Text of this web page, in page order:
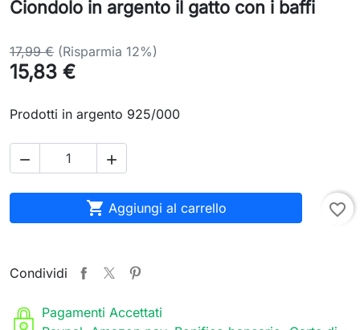
Ciondolo in argento il gatto con i baffi
17,99 € (Risparmia 12%)
15,83 €
Prodotti in argento 925/000
 
 Aggiungi al carrello favorite_border
Condividi
Pagamenti Accettati